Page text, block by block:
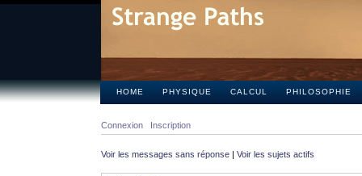
HOME PHYSIQUE CALCUL PHILOSOPHIE
Connexion Inscription
Voir les messages sans réponse | Voir les sujets actifs